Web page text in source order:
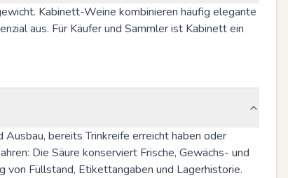
Kabinett-Weine kombinieren häufig elegante
aus. Für Käufer und Sammler ist Kabinett ein
Ausbau, bereits Trinkreife erreicht haben oder
Die Säure konserviert Frische, Gewächs- und
Füllstand, Etikettangaben und Lagerhistorie.